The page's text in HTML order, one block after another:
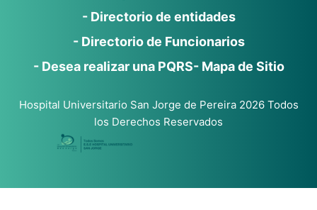
- Directorio de entidades
- Directorio de Funcionarios
- Desea realizar una PQRS- Mapa de Sitio
Hospital Universitario San Jorge de Pereira 2026 Todos
los Derechos Reservados